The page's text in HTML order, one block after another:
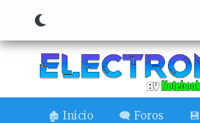
🏚️ Inicio 🗨️ Foros